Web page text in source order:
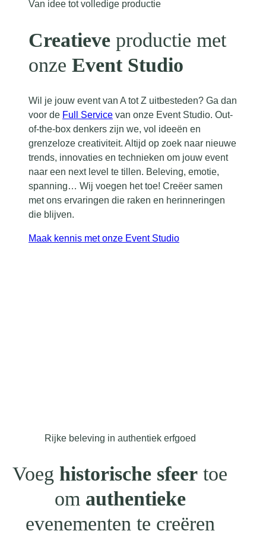
Van idee tot volledige productie
Creatieve productie met
onze Event Studio
Wil je jouw event van A tot Z uitbesteden? Ga dan
voor de Full Service van onze Event Studio. Out-
of-the-box denkers zijn we, vol ideeën en
grenzeloze creativiteit. Altijd op zoek naar nieuwe
trends, innovaties en technieken om jouw event
naar een next level te tillen. Beleving, emotie,
spanning… Wij voegen het toe! Creëer samen
met ons ervaringen die raken en herinneringen
die blijven.
Maak kennis met onze Event Studio
Rijke beleving in authentiek erfgoed
Voeghistorische sfeer toe
om authentieke
evenementen te creëren